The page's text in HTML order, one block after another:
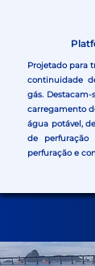
Projetado para
continuidade
gás.
carregamento
água potável,
de
perfuração e